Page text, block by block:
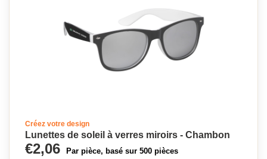
Créez votre design
Lunettes de soleil à verres miroirs - Chambon
€2,06 Par pièce, basé sur 500 pièces